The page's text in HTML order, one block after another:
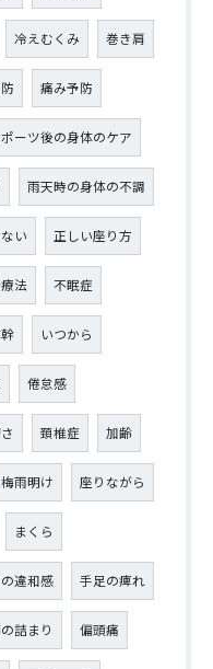
冷えむくみ 巻き肩
痛み予防
ーツ後の身体のケア
雨天時の身体の不調
い 正しい座り方
法 不眠症
いつから
倦怠感
頚椎症 加齢
梅雨明け 座りながら
まくら
違和感 手足の痺れ
詰まり 偏頭痛